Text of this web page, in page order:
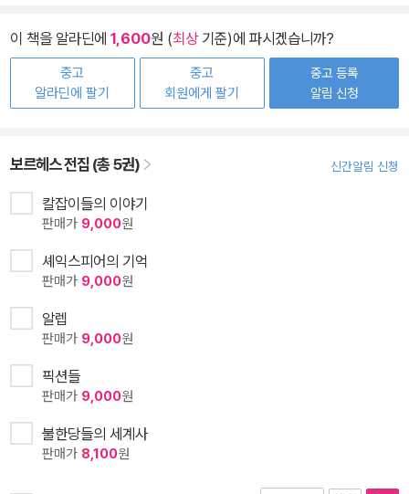
이 책을 알라딘에 1,600원 (최상기준)에 파시겠습니까?
중고
알라딘에 팔기
중고
회원에게 팔기
중고 등록
알림 신청
보르헤스 전집 (총 5권) 신간알림 신청
칼잡이들의 이야기
판매가 9,000원
셰익스피어의 기억
판매가 9,000원
알렙
판매가 9,000원
픽션들
판매가 9,000원
불한당들의 세계사
판매가 8,100원